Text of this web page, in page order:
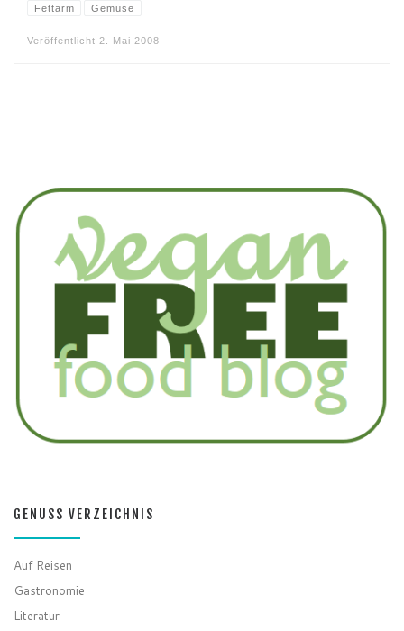
Fettarm Gemüse
Veröffentlicht 2. Mai 2008
GENUSS VERZEICHNIS
Auf Reisen
Gastronomie
Literatur